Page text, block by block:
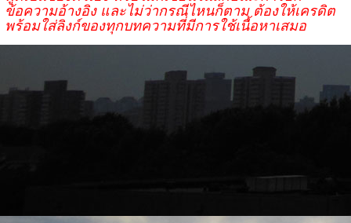
ข้อความอ้างอิง และไม่ว่ากรณีไหนก็ตาม ต้องให้เครดิต
พร้อมใส่ลิงก์ของทุกบทความที่มีการใช้เนื้อหาเสมอ